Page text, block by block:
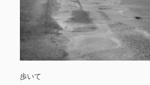
歩いて